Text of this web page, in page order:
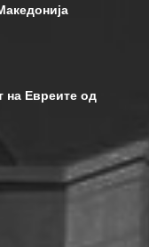
на Евреите од